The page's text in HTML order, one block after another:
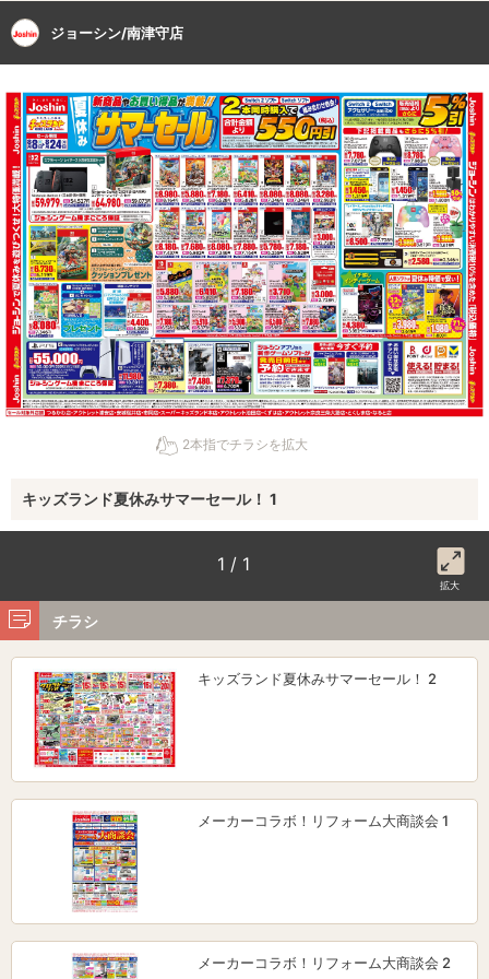
ジョーシン/南津守店
2本指でチラシを拡大
キッズランド夏休みサマーセール！ 1
1 / 1
拡大
チラシ
キッズランド夏休みサマーセール！ 2
メーカーコラボ！リフォーム大商談会 1
メーカーコラボ！リフォーム大商談会 2